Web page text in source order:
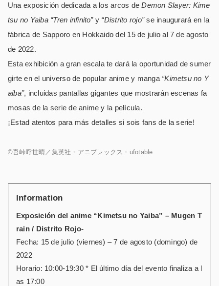
Una exposición dedicada a los arcos deDemon Slayer: Kime
tsu no Yaiba “Tren infinito” y “Distrito rojo”se inaugurará en la
fábrica de Sapporo en Hokkaido del 15 de julio al 7 de agosto
de 2022.
Esta exhibición a gran escala te dará la oportunidad de sumer
girte en el universo de popular anime y manga “Kimetsu no Y
aiba”, incluidas pantallas gigantes que mostrarán escenas fa
mosas de la serie de anime y la película.
¡Estad atentos para más detalles si sois fans de la serie!
©吾峠呼世晴／集英社・アニプレックス・ufotable
Information
Exposición del anime “Kimetsu no Yaiba” – Mugen T
rain / Distrito Rojo-
Fecha: 15 de julio (viernes) – 7 de agosto (domingo) de
2022
Horario: 10:00-19:30 * El último día del evento finaliza a l
as 17:00